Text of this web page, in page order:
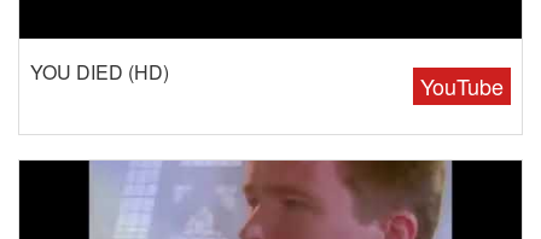
YouTube
YOU DIED (HD)